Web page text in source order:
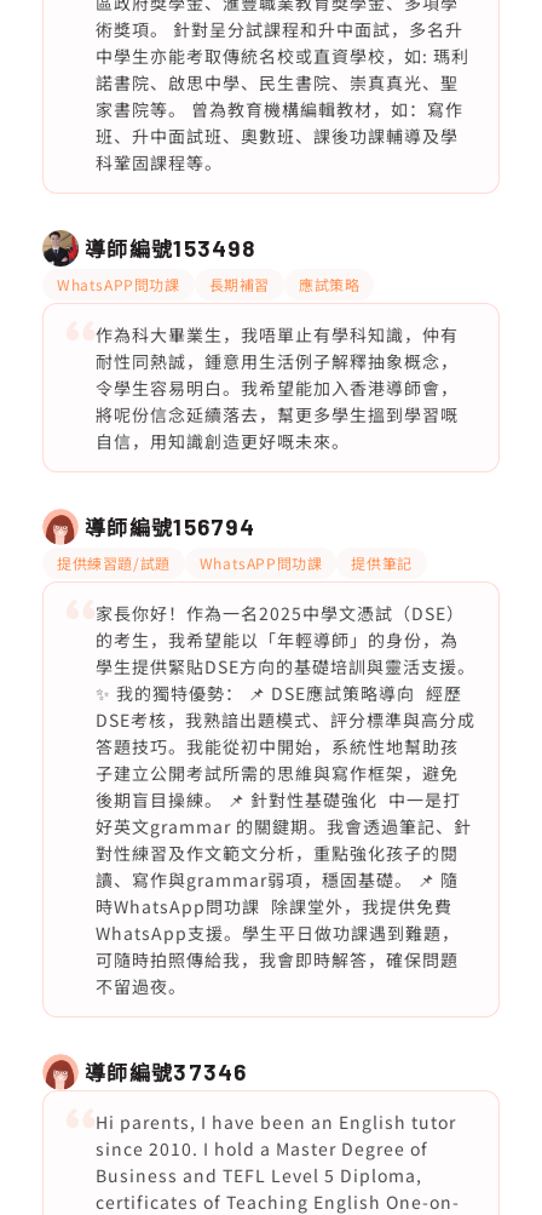
術獎項。 針對呈分試課程和升中面試，多名升
中學生亦能考取傳統名校或直資學校，如: 瑪利
諾書院、啟思中學、民生書院、崇真真光、聖
家書院等。 曾為教育機構編輯教材，如：寫作
班、升中面試班、奧數班、課後功課輔導及學
科鞏固課程等。
導師編號153498
WhatsAPP問功課 長期補習 應試策略
作為科大畢業生，我唔單止有學科知識，仲有
耐性同熱誠，鍾意用生活例子解釋抽象概念，
令學生容易明白。我希望能加入香港導師會，
將呢份信念延續落去，幫更多學生搵到學習嘅
自信，用知識創造更好嘅未來。
導師編號156794
提供練習題/試題 WhatsAPP問功課 提供筆記
家長你好！作為一名2025中學文憑試（DSE）
的考生，我希望能以「年輕導師」的身份，為
學生提供緊貼DSE方向的基礎培訓與靈活支援。
✨ 我的獨特優勢： 📌 DSE應試策略導向 經歷
DSE考核，我熟諳出題模式、評分標準與高分成
答題技巧。我能從初中開始，系統性地幫助孩
子建立公開考試所需的思維與寫作框架，避免
後期盲目操練。 📌 針對性基礎強化 中一是打
好英文grammar 的關鍵期。我會透過筆記、針
對性練習及作文範文分析，重點強化孩子的閱
讀、寫作與grammar弱項，穩固基礎。 📌 隨
時WhatsApp問功課 除課堂外，我提供免費
WhatsApp支援。學生平日做功課遇到難題，
可隨時拍照傳給我，我會即時解答，確保問題
不留過夜。
導師編號37346
Hi parents, I have been an English tutor
since 2010. I hold a Master Degree of
Business and TEFL Level 5 Diploma,
certificates of Teaching English One-on-